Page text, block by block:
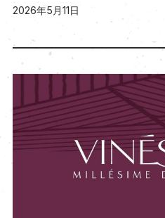
2026年5月11日